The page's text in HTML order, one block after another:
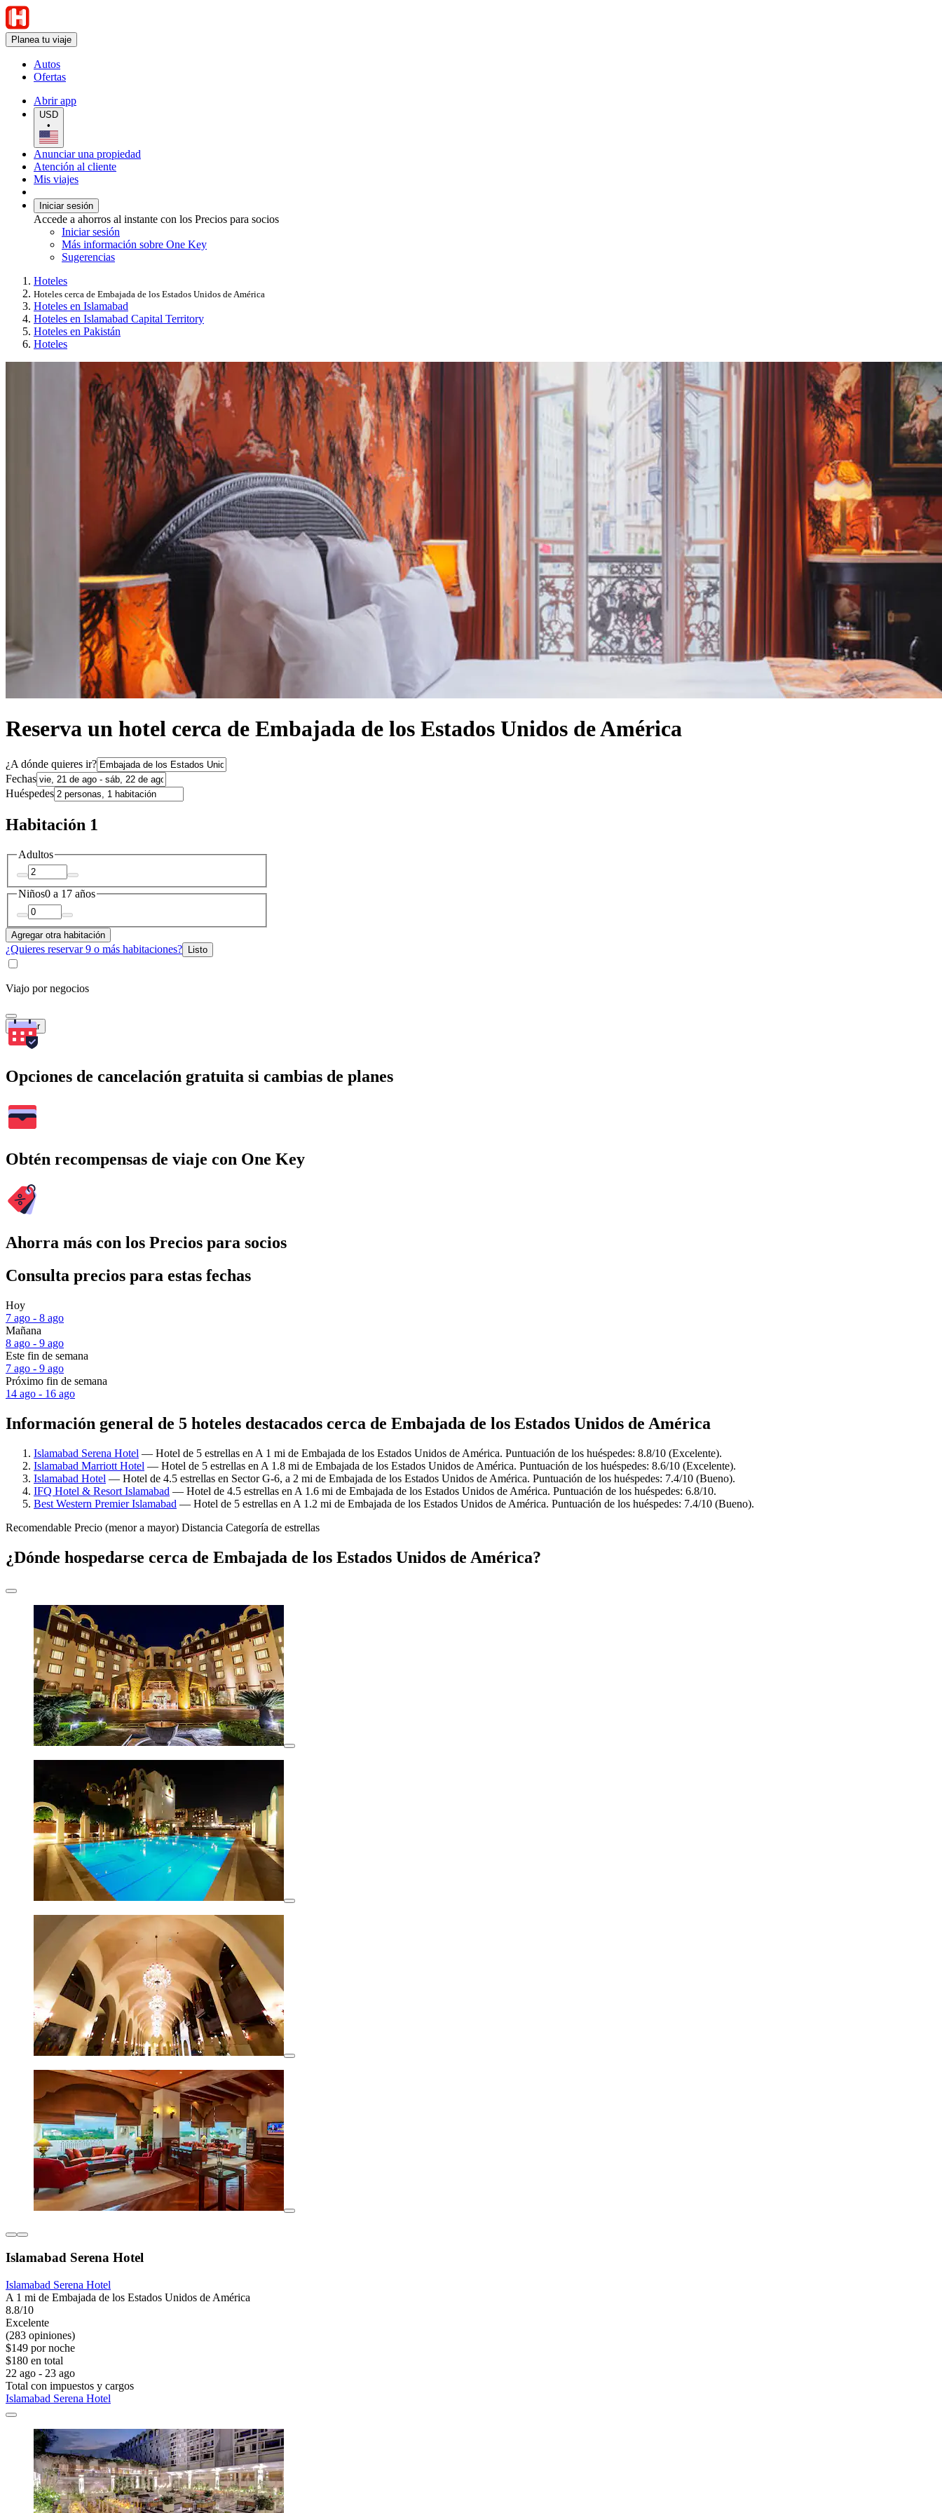
Planea tu viaje
Autos
Ofertas
Abrir app
USD
•
Anunciar una propiedad
Atención al cliente
Mis viajes
Iniciar sesión
Accede a ahorros al instante con los Precios para socios
Iniciar sesión
Más información sobre One Key
Sugerencias
Hoteles
Hoteles cerca de Embajada de los Estados Unidos de América
Hoteles en Islamabad
Hoteles en Islamabad Capital Territory
Hoteles en Pakistán
Hoteles
Reserva un hotel cerca de Embajada de los Estados Unidos de América
¿A dónde quieres ir?
Fechas
Huéspedes
Habitación 1
Adultos
Niños0 a 17 años
Agregar otra habitación
¿Quieres reservar 9 o más habitaciones? Listo
Viajo por negocios
Buscar
Opciones de cancelación gratuita si cambias de planes
Obtén recompensas de viaje con One Key
Ahorra más con los Precios para socios
Consulta precios para estas fechas
Hoy
7 ago - 8 ago
Mañana
8 ago - 9 ago
Este fin de semana
7 ago - 9 ago
Próximo fin de semana
14 ago - 16 ago
Información general de 5 hoteles destacados cerca de Embajada de los Estados Unidos de América
Islamabad Serena Hotel — Hotel de 5 estrellas en A 1 mi de Embajada de los Estados Unidos de América. Puntuación de los huéspedes: 8.8/10 (Excelente).
Islamabad Marriott Hotel — Hotel de 5 estrellas en A 1.8 mi de Embajada de los Estados Unidos de América. Puntuación de los huéspedes: 8.6/10 (Excelente).
Islamabad Hotel — Hotel de 4.5 estrellas en Sector G-6, a 2 mi de Embajada de los Estados Unidos de América. Puntuación de los huéspedes: 7.4/10 (Bueno).
IFQ Hotel & Resort Islamabad — Hotel de 4.5 estrellas en A 1.6 mi de Embajada de los Estados Unidos de América. Puntuación de los huéspedes: 6.8/10.
Best Western Premier Islamabad — Hotel de 5 estrellas en A 1.2 mi de Embajada de los Estados Unidos de América. Puntuación de los huéspedes: 7.4/10 (Bueno).
Recomendable Precio (menor a mayor) Distancia Categoría de estrellas
¿Dónde hospedarse cerca de Embajada de los Estados Unidos de América?
Islamabad Serena Hotel
Islamabad Serena Hotel
A 1 mi de Embajada de los Estados Unidos de América
8.8/10
Excelente
(283 opiniones)
$149 por noche
$180 en total
22 ago - 23 ago
Total con impuestos y cargos
Islamabad Serena Hotel